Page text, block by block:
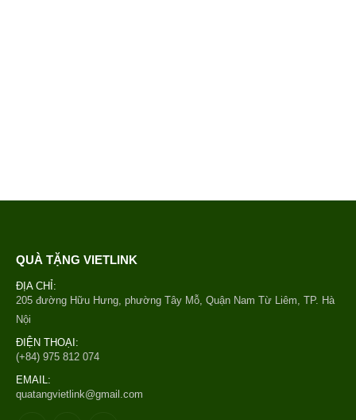
QUÀ TẶNG VIETLINK
ĐỊA CHỈ:
205 đường Hữu Hưng, phường Tây Mỗ, Quận Nam Từ Liêm, TP. Hà
Nội
ĐIỆN THOẠI:
(+84) 975 812 074
EMAIL:
quatangvietlink@gmail.com